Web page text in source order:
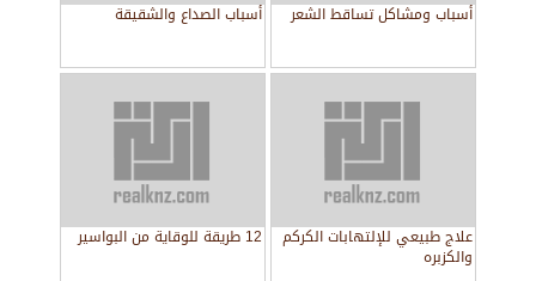
أسباب ومشاكل تساقط الشعر أسباب الصداع والشقيقة
علاج طبيعي للإلتهابات الكركم
والكزبره
12 طريقة للوقاية من البواسير